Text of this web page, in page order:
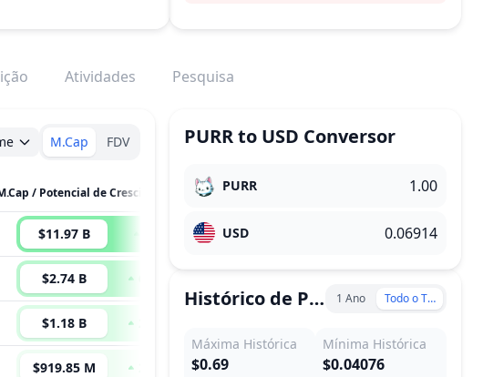
Atividades Pesquisa
M.Cap FDV
$11.97 B
$2.74 B
$1.18 B
$919.85 M
PURRto USD Conversor
PURR
USD
Histórico de Preço 1 Ano Todo o Tempo
Máxima Histórica
$0.69
Mínima Histórica
$0.04076